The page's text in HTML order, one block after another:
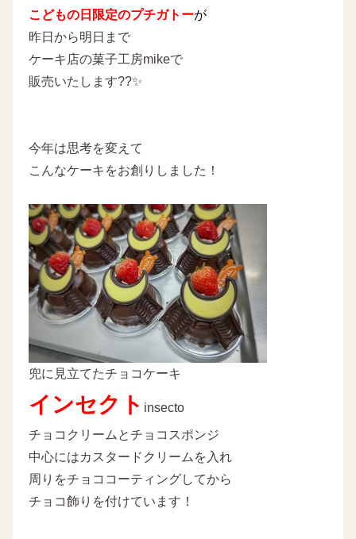
こどもの日限定のプチガトーが
昨日から明日まで
ケーキ店の菓子工房mikeで
販売いたします??✨
今年は思考を変えて
こんなケーキをお創りしました！
兜に見立てたチョコケーキ
インセクト insecto
チョコクリームとチョコスポンジ
中心にはカスタードクリームを入れ
周りをチョココーティングしてから
チョコ飾りを付けています！